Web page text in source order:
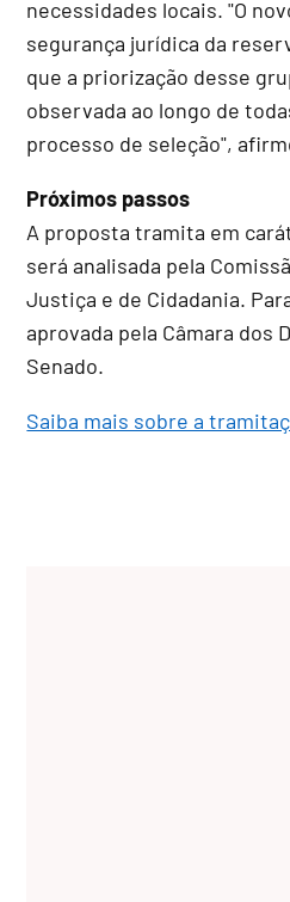
necessidades locais. "O
segurança jurídica da
que a priorização desse
observada ao longo de
processo de seleção",
Próximos passos
A proposta tramita em
será analisada pela
Justiça e de Cidadania.
aprovada pela Câmara dos
Senado.
Saiba mais sobre a